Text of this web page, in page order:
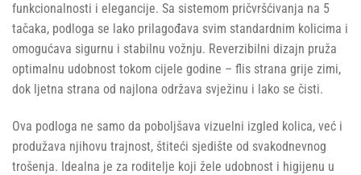
funkcionalnosti i elegancije. Sa sistemom pričvršćivanja na 5
tačaka, podloga se lako prilagođava svim standardnim kolicima i
omogućava sigurnu i stabilnu vožnju. Reverzibilni dizajn pruža
optimalnu udobnost tokom cijele godine – flis strana grije zimi,
dok ljetna strana od najlona održava svježinu i lako se čisti.
Ova podloga ne samo da poboljšava vizuelni izgled kolica, već i
produžava njihovu trajnost, štiteći sjedište od svakodnevnog
trošenja. Idealna je za roditelje koji žele udobnost i higijenu u